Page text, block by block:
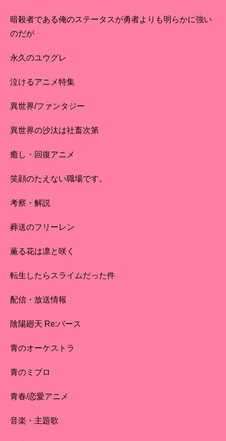
暗殺者である俺のステータスが勇者よりも明らかに強い
のだが
永久のユウグレ
泣けるアニメ特集
異世界/ファンタジー
異世界の沙汰は社畜次第
癒し・回復アニメ
笑顔のたえない職場です。
考察・解説
葬送のフリーレン
薫る花は凛と咲く
転生したらスライムだった件
配信・放送情報
陰陽廻天 Re:バース
青のオーケストラ
青のミブロ
青春/恋愛アニメ
音楽・主題歌